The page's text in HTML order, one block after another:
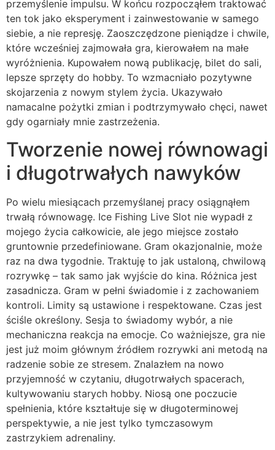
przemyślenie impulsu. W końcu rozpocząłem traktować
ten tok jako eksperyment i zainwestowanie w samego
siebie, a nie represję. Zaoszczędzone pieniądze i chwile,
które wcześniej zajmowała gra, kierowałem na małe
wyróżnienia. Kupowałem nową publikację, bilet do sali,
lepsze sprzęty do hobby. To wzmacniało pozytywne
skojarzenia z nowym stylem życia. Ukazywało
namacalne pożytki zmian i podtrzymywało chęci, nawet
gdy ogarniały mnie zastrzeżenia.
Tworzenie nowej równowagi
i długotrwałych nawyków
Po wielu miesiącach przemyślanej pracy osiągnąłem
trwałą równowagę. Ice Fishing Live Slot nie wypadł z
mojego życia całkowicie, ale jego miejsce zostało
gruntownie przedefiniowane. Gram okazjonalnie, może
raz na dwa tygodnie. Traktuję to jak ustaloną, chwilową
rozrywkę – tak samo jak wyjście do kina. Różnica jest
zasadnicza. Gram w pełni świadomie i z zachowaniem
kontroli. Limity są ustawione i respektowane. Czas jest
ściśle określony. Sesja to świadomy wybór, a nie
mechaniczna reakcja na emocje. Co ważniejsze, gra nie
jest już moim głównym źródłem rozrywki ani metodą na
radzenie sobie ze stresem. Znalazłem na nowo
przyjemność w czytaniu, długotrwałych spacerach,
kultywowaniu starych hobby. Niosą one poczucie
spełnienia, które kształtuje się w długoterminowej
perspektywie, a nie jest tylko tymczasowym
zastrzykiem adrenaliny.